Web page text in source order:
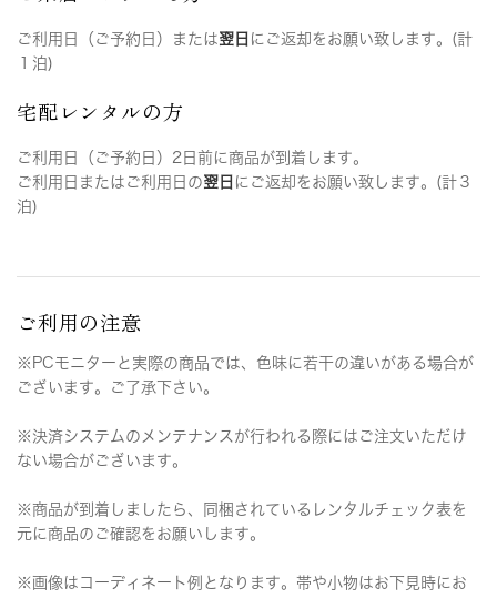
ご利用日（ご予約日）または翌日 にご返却をお願い致します。(計
１泊)
宅配レンタルの方
ご利用日（ご予約日）2日前に商品が到着します。
ご利用日またはご利用日の翌日 にご返却をお願い致します。(計３
泊)
ご利用の注意
※PCモニターと実際の商品では、色味に若干の違いがある場合が
ございます。ご了承下さい。
※決済システムのメンテナンスが行われる際にはご注文いただけ
ない場合がございます。
※商品が到着しましたら、同梱されているレンタルチェック表を
元に商品のご確認をお願いします。
※画像はコーディネート例となります。帯や小物はお下見時にお